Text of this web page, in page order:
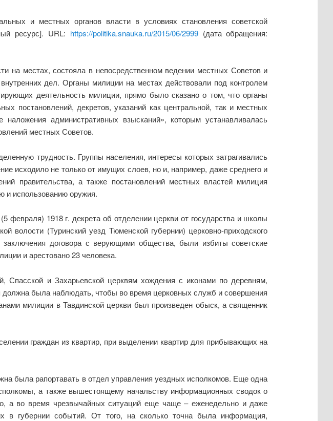
и местных органов власти в условиях становления советской
ресурс]. URL: https://politika.snauka.ru/2015/06/2999(дата обращения:
на местах, состояла в непосредственном ведении местных Советов и
дел. Органы милиции на местах действовали под контролем
деятельность милиции, прямо было сказано о том, что органы
постановлений, декретов, указаний как центральной, так и местных
административных взысканий», которым устанавливалась
местных Советов.
трудность. Группы населения, интересы которых затрагивались
исходило не только от имущих слоев, но и, например, даже среднего и
правительства, а также постановлений местных властей милиция
и использованию оружия.
февраля) 1918 г. декрета об отделении церкви от государства и школы
волости (Туринский уезд Тюменской губернии) церковно-приходского
договора с верующими общества, были избиты советские
и арестовано 23 человека.
Спасской и Захарьевской церквям хождения с иконами по деревням,
была наблюдать, чтобы во время церковных служб и совершения
милиции в Тавдинской церкви был произведен обыск, а священник
граждан из квартир, при выделении квартир для прибывающих на
была рапортавать в отдел управления уездных исполкомов. Еще одна
а также вышестоящему начальству информационных сводок о
а во время чрезвычайных ситуаций еще чаще – еженедельно и даже
в губернии событий. От того, на сколько точна была информация,